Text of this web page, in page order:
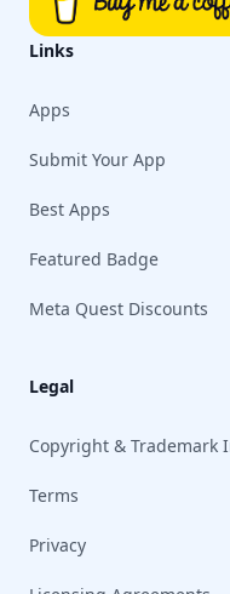
Links
Apps
Submit Your App
Best Apps
Featured Badge
Meta Quest Discounts
Legal
Copyright & Trademark
Terms
Privacy